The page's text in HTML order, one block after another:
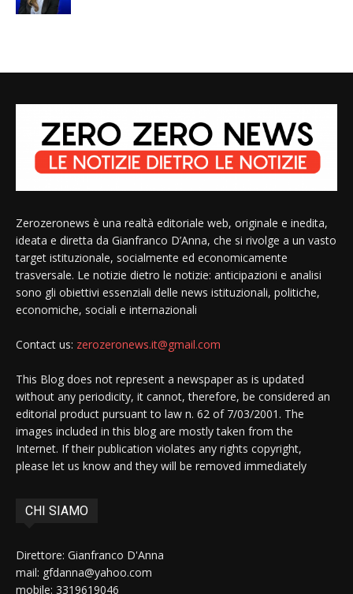
Zerozeronews è una realtà editoriale web, originale e inedita,
ideata e diretta da Gianfranco D’Anna, che si rivolge a un vasto
target istituzionale, socialmente ed economicamente
trasversale. Le notizie dietro le notizie: anticipazioni e analisi
sono gli obiettivi essenziali delle news istituzionali, politiche,
economiche, sociali e internazionali
Contact us: zerozeronews.it@gmail.com
This Blog does not represent a newspaper as is updated
without any periodicity, it cannot, therefore, be considered an
editorial product pursuant to law n. 62 of 7/03/2001. The
images included in this blog are mostly taken from the
Internet. If their publication violates any rights copyright,
please let us know and they will be removed immediately
CHI SIAMO
Direttore: Gianfranco D'Anna
mail: gfdanna@yahoo.com
mobile: 3319619046